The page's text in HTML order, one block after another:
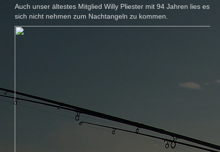
Auch unser ältestes Mitglied Willy Pliester mit 94 Jahren lies es
sich nicht nehmen zum Nachtangeln zu kommen.